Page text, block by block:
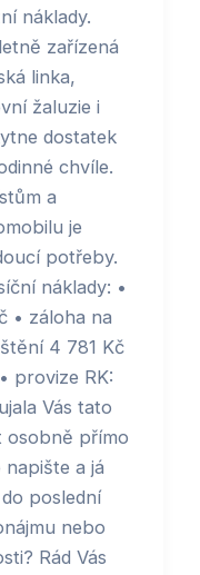
náklady.
zařízená
linka,
žaluzie i
dostatek
chvíle.
a
je
potřeby.
náklady: •
• záloha na
4 781 Kč
provize RK:
Vás tato
osobně přímo
napište a já
poslední
nebo
Rád Vás